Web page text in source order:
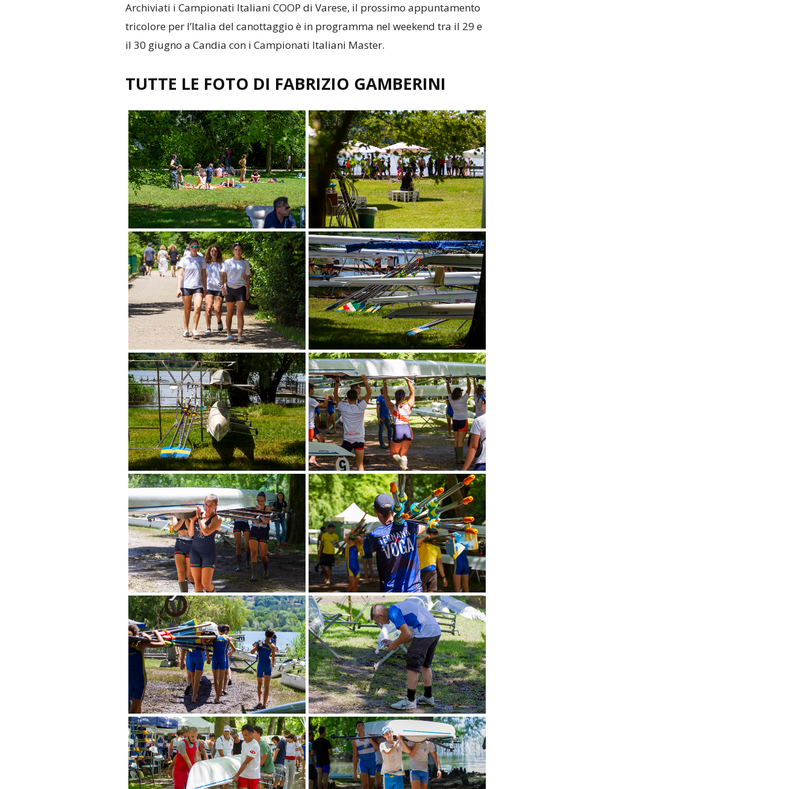
Archiviati i Campionati Italiani COOP di Varese, il prossimo appuntamento
tricolore per l’Italia del canottaggio è in programma nel weekend tra il 29 e
il 30 giugno a Candia con i Campionati Italiani Master.
TUTTE LE FOTO DI FABRIZIO GAMBERINI